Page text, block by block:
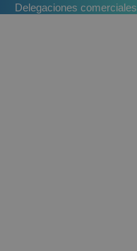
Delegaciones comerciales